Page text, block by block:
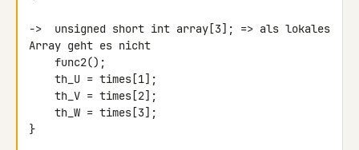
->  unsigned short int array[3]; => als lokales
Array geht es nicht
}